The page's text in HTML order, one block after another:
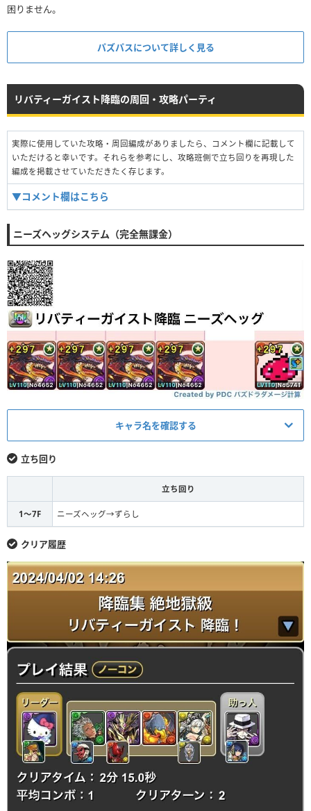
困りません。
パズパスについて詳しく見る
リバティーガイスト降臨の周回・攻略パーティ
実際に使用していた攻略・周回編成がありましたら、コメント欄に記載して
いただけると幸いです。それらを参考にし、攻略班側で立ち回りを再現した
編成を掲載させていただきたく存じます。
▼コメント欄はこちら
ニーズヘッグシステム（完全無課金）
キャラ名を確認する
S ニーズヘッグ
S ニーズヘッグ なし
S なし なし
ドットホノりん なし
立ち回り
立ち回り
1〜7F ニーズヘッグ→ずらし
クリア履歴